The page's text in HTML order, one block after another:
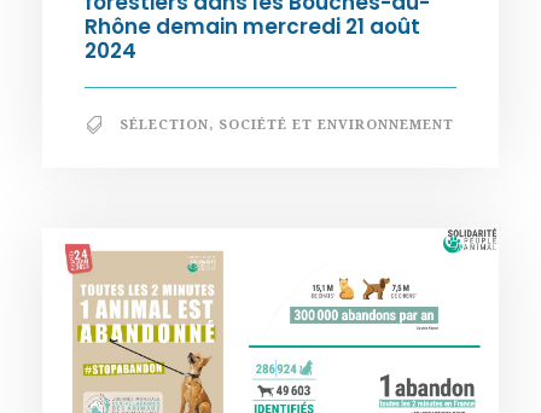
Rhône demain mercredi 21 août
2024
SÉLECTION, SOCIÉTÉ ET ENVIRONNEMENT